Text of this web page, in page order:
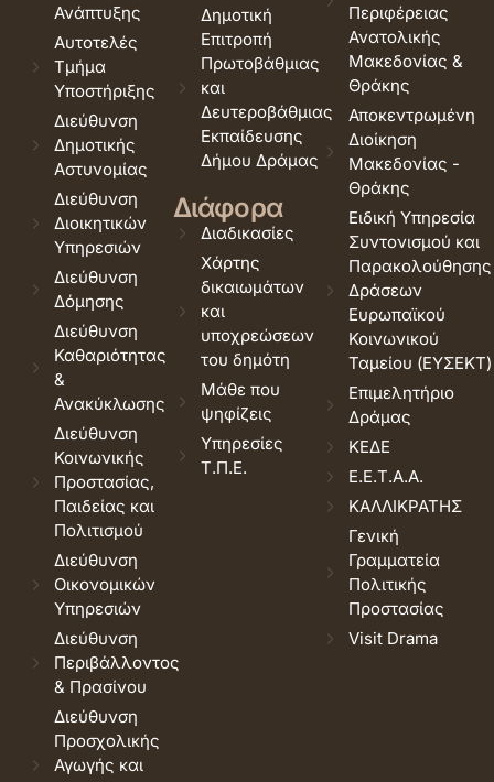
Ανάπτυξης
Αυτοτελές
Τμήμα
Υποστήριξης
Διεύθυνση
Δημοτικής
Αστυνομίας
Διεύθυνση
Διοικητικών
Υπηρεσιών
Διεύθυνση
Δόμησης
Διεύθυνση
Καθαριότητας
&
Ανακύκλωσης
Διεύθυνση
Κοινωνικής
Προστασίας,
Παιδείας και
Πολιτισμού
Διεύθυνση
Οικονομικών
Υπηρεσιών
Διεύθυνση
Περιβάλλοντος
& Πρασίνου
Διεύθυνση
Προσχολικής
Αγωγής και
Δημοτική
Επιτροπή
Πρωτοβάθμιας
και
Δευτεροβάθμιας
Εκπαίδευσης
Δήμου Δράμας
Διάφορα
Διαδικασίες
Χάρτης
δικαιωμάτων
και
υποχρεώσεων
του δημότη
Μάθε που
ψηφίζεις
Υπηρεσίες
Τ.Π.Ε.
Περιφέρειας
Ανατολικής
Μακεδονίας &
Θράκης
Αποκεντρωμένη
Διοίκηση
Μακεδονίας -
Θράκης
Ειδική Υπηρεσία
Συντονισμού και
Παρακολούθησης
Δράσεων
Ευρωπαϊκού
Κοινωνικού
Ταμείου (ΕΥΣΕΚΤ)
Επιμελητήριο
Δράμας
ΚΕΔΕ
Ε.Ε.Τ.Α.Α.
ΚΑΛΛΙΚΡΑΤΗΣ
Γενική
Γραμματεία
Πολιτικής
Προστασίας
Visit Drama